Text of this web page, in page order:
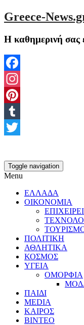
Greece-
Η καθημερινή σας
Facebook
Instagram
Pinterest
Tumblr
Toggle navigation
Menu
ΕΛΛΑΔΑ
ΟΙΚΟΝΟΜΙΑ
ΠΟΛΙΤΙΚΗ
ΑΘΛΗΤΙΚΑ
ΚΟΣΜΟΣ
ΥΓΕΙΑ
ΟΜΟΡΦΙΑ
ΠΑΙΔΙ
MEDIA
ΚΑΙΡΟΣ
ΒΙΝΤΕΟ